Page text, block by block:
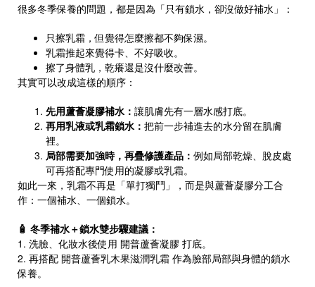
很多冬季保養的問題，都是因為「只有鎖水，卻沒做好補水」：
只擦乳霜，但覺得怎麼擦都不夠保濕。
乳霜推起來覺得卡、不好吸收。
擦了身體乳，乾癢還是沒什麼改善。
其實可以改成這樣的順序：
先用蘆薈凝膠補水： 讓肌膚先有一層水感打底。
再用乳液或乳霜鎖水： 把前一步補進去的水分留在肌膚
裡。
局部需要加強時，再疊修護產品： 例如局部乾燥、脫皮處
可再搭配專門使用的凝膠或乳霜。
如此一來，乳霜不再是「單打獨鬥」，而是與蘆薈凝膠分工合
作：一個補水、一個鎖水。
🧴 冬季補水＋鎖水雙步驟建議：
1. 洗臉、化妝水後使用 開普蘆薈凝膠 打底。
2. 再搭配 開普蘆薈乳木果滋潤乳霜 作為臉部局部與身體的鎖水
保養。